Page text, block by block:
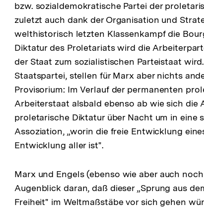
bzw. sozialdemokratische Partei der
zuletzt auch dank der Organisation und
welthistorisch letzten Klassenkampf die
Diktatur des Proletariats wird die
der Staat zum sozialistischen Parteistaat
Staatspartei, stellen für Marx aber nichts
Provisorium: Im Verlauf der permanenten
Arbeiterstaat alsbald ebenso ab wie sich die
proletarische Diktatur über Nacht um in eine
Assoziation, „worin die freie Entwicklung
Entwicklung aller ist".
Marx und Engels (ebenso wie aber auch
Augenblick daran, daß dieser „Sprung aus
Freiheit" im Weltmaßstäbe vor sich gehen